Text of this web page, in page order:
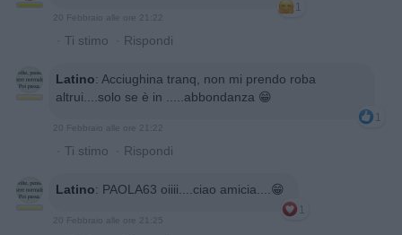
1
20 Febbraio alle ore 21:22
· Ti stimo · Rispondi
Latino: Acciughina tranq, non mi prendo roba
altrui....solo se è in .....abbondanza 😁
1
20 Febbraio alle ore 21:22
· Ti stimo · Rispondi
Latino: PAOLA63 oiiii....ciao amicia....😁
1
20 Febbraio alle ore 21:25